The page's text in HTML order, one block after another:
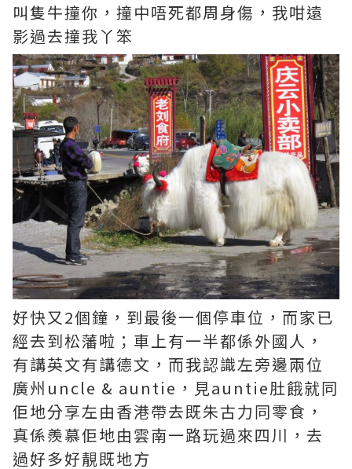
叫隻牛撞你，撞中唔死都周身傷，我咁遠
影過去撞我丫笨
好快又2個鐘，到最後一個停車位，而家已
經去到松藩啦；車上有一半都係外國人，
有講英文有講德文，而我認識左旁邊兩位
廣州uncle & auntie，見auntie肚餓就同
佢地分享左由香港帶去既朱古力同零食，
真係羨慕佢地由雲南一路玩過來四川，去
過好多好靚既地方